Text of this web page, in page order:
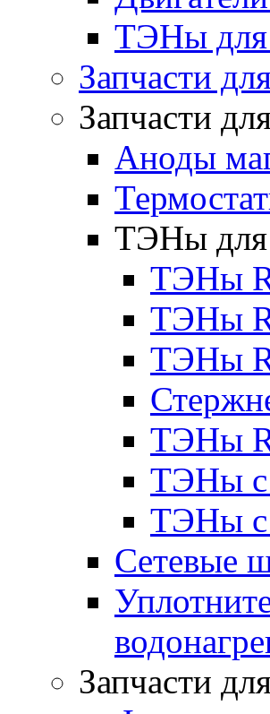
ТЭНы для
Запчасти
Запчасти
Аноды
ТЭНы для
ТЭНы
ТЭНы
ТЭНы
ТЭНы
ТЭНы с
ТЭНы с
Сетевые
Запчасти